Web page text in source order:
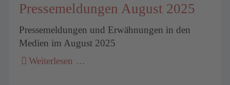
Pressemeldungen August 2025
Pressemeldungen und Erwähnungen in den
Medien im August 2025
Weiterlesen …